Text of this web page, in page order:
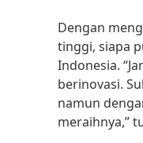
Dengan
tinggi, siapa
Indonesia.
berinovasi.
namun
meraihnya,”